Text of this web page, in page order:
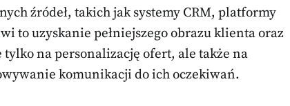
źródeł, takich jak systemy CRM, platformy
to uzyskanie pełniejszego obrazu klienta oraz
na personalizację ofert, ale także na
komunikacji do ich oczekiwań.